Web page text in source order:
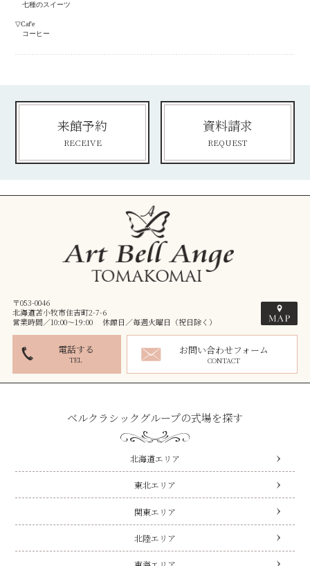
七種のスイーツ
▽Caf'e
コーヒー
来館予約
RECEIVE
資料請求
REQUEST
〒053-0046
北海道苫小牧市住吉町2-7-6
営業時間／10:00～19:00 休館日／毎週火曜日（祝日除く）
電話する
TEL
お問い合わせフォーム
CONTACT
ベルクラシックグループの式場を探す
北海道エリア
東北エリア
関東エリア
北陸エリア